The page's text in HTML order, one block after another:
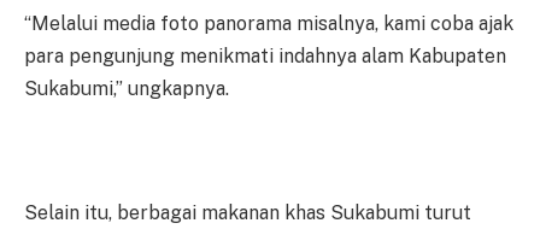
“Melalui media foto panorama misalnya, kami coba ajak
para pengunjung menikmati indahnya alam Kabupaten
Sukabumi,” ungkapnya.
Selain itu, berbagai makanan khas Sukabumi turut